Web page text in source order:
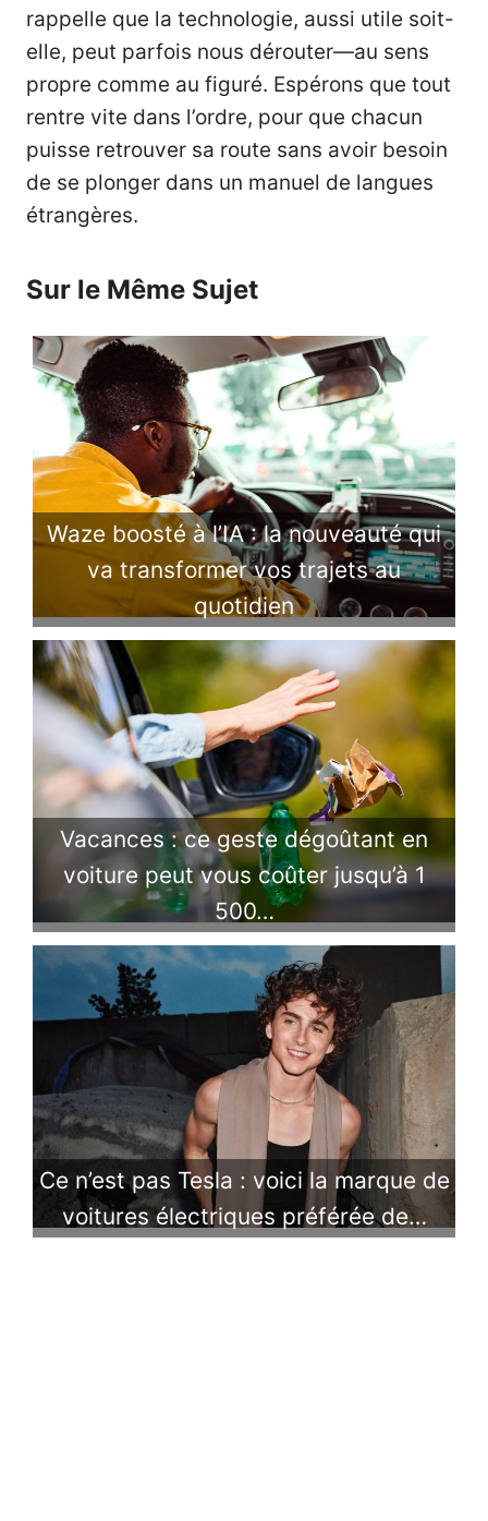
rappelle que la technologie, aussi utile soit-
elle, peut parfois nous dérouter—au sens
propre comme au figuré. Espérons que tout
rentre vite dans l’ordre, pour que chacun
puisse retrouver sa route sans avoir besoin
de se plonger dans un manuel de langues
étrangères.
Sur le Même Sujet
Waze boosté à l’IA : la nouveauté qui
va transformer vos trajets au
quotidien
Vacances : ce geste dégoûtant en
voiture peut vous coûter jusqu’à 1
500…
Ce n’est pas Tesla : voici la marque de
voitures électriques préférée de…